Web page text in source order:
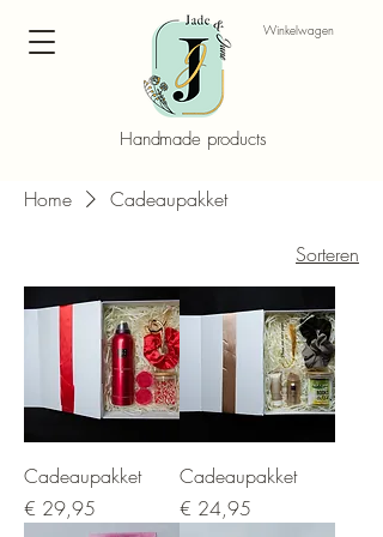
Handmade products
Winkelwagen
Home Cadeaupakket
Sorteren
Cadeaupakket
Prijs
€ 29,95
Cadeaupakket
Prijs
€ 24,95